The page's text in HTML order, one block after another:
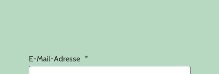
E-Mail-Adresse